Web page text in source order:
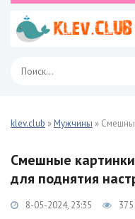
klev.club »Мужчины »
Смешные
для поднятия
8-05-2024, 23:35 375